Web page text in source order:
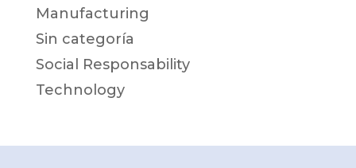
Manufacturing
Sin categoría
Social Responsability
Technology